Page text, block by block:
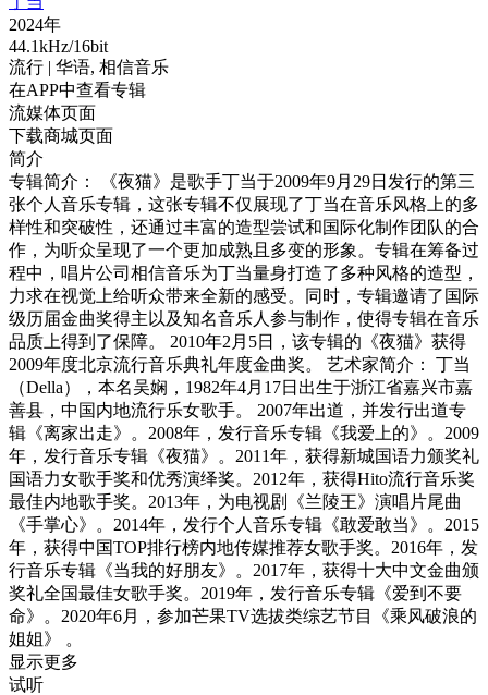
2024年
44.1kHz/16bit
流行 | 华语, 相信音乐
在APP中查看专辑
流媒体页面
下载商城页面
简介
专辑简介： 《夜猫》是歌手丁当于2009年9月29日发行的第三
张个人音乐专辑，这张专辑不仅展现了丁当在音乐风格上的多
样性和突破性，还通过丰富的造型尝试和国际化制作团队的合
作，为听众呈现了一个更加成熟且多变的形象。专辑在筹备过
程中，唱片公司相信音乐为丁当量身打造了多种风格的造型，
力求在视觉上给听众带来全新的感受。同时，专辑邀请了国际
级历届金曲奖得主以及知名音乐人参与制作，使得专辑在音乐
品质上得到了保障。 2010年2月5日，该专辑的《夜猫》获得
2009年度北京流行音乐典礼年度金曲奖。 艺术家简介： 丁当
（Della），本名吴娴，1982年4月17日出生于浙江省嘉兴市嘉
善县，中国内地流行乐女歌手。 2007年出道，并发行出道专
辑《离家出走》。2008年，发行音乐专辑《我爱上的》。2009
年，发行音乐专辑《夜猫》。2011年，获得新城国语力颁奖礼
国语力女歌手奖和优秀演绎奖。2012年，获得Hito流行音乐奖
最佳内地歌手奖。2013年，为电视剧《兰陵王》演唱片尾曲
《手掌心》。2014年，发行个人音乐专辑《敢爱敢当》。2015
年，获得中国TOP排行榜内地传媒推荐女歌手奖。2016年，发
行音乐专辑《当我的好朋友》。2017年，获得十大中文金曲颁
奖礼全国最佳女歌手奖。2019年，发行音乐专辑《爱到不要
命》。2020年6月，参加芒果TV选拔类综艺节目《乘风破浪的
姐姐》 。
显示更多
试听